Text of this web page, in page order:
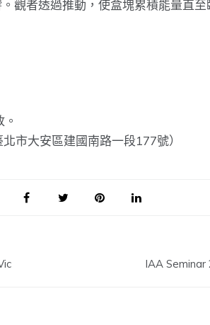
觀者透過推動，使盒塊累積能量直
市大安區建國南路一段177號）
IAA Seminar